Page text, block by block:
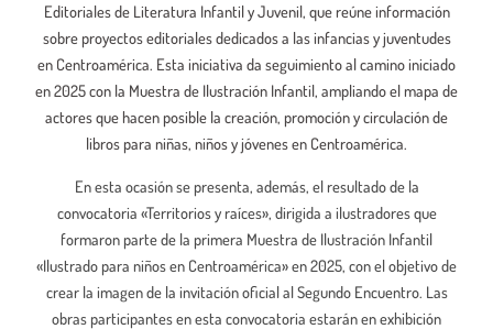
Editoriales de Literatura Infantil y Juvenil, que reúne información
sobre proyectos editoriales dedicados a las infancias y juventudes
en Centroamérica. Esta iniciativa da seguimiento al camino iniciado
en 2025 con la Muestra de Ilustración Infantil, ampliando el mapa de
actores que hacen posible la creación, promoción y circulación de
libros para niñas, niños y jóvenes en Centroamérica.
En esta ocasión se presenta, además, el resultado de la
convocatoria «Territorios y raíces», dirigida a ilustradores que
formaron parte de la primera Muestra de Ilustración Infantil
«Ilustrado para niños en Centroamérica» en 2025, con el objetivo de
crear la imagen de la invitación oficial al Segundo Encuentro. Las
obras participantes en esta convocatoria estarán en exhibición